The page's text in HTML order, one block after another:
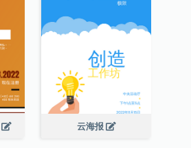
云海报